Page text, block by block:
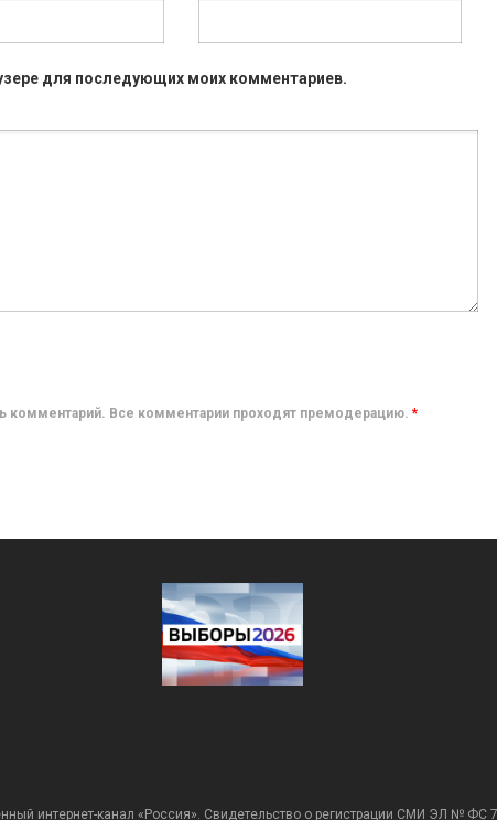
для последующих моих комментариев.
комментарий. Все комментарии проходят премодерацию. *
интернет-канал «Россия». Свидетельство о регистрации СМИ ЭЛ № ФС